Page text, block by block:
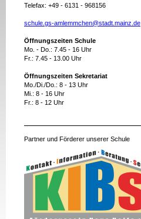
Telefax: +49 - 6131 - 968156
schule.gs-amlemmchen@stadt.mainz.de
Öffnungszeiten Schule
Mo. - Do.: 7.45 - 16 Uhr
Fr.: 7.45 - 13.00 Uhr
Öffnungszeiten Sekretariat
Mo./Di./Do.: 8 - 13 Uhr
Mi.: 8 - 16 Uhr
Fr.: 8 - 12 Uhr
Partner und Förderer unserer Schule